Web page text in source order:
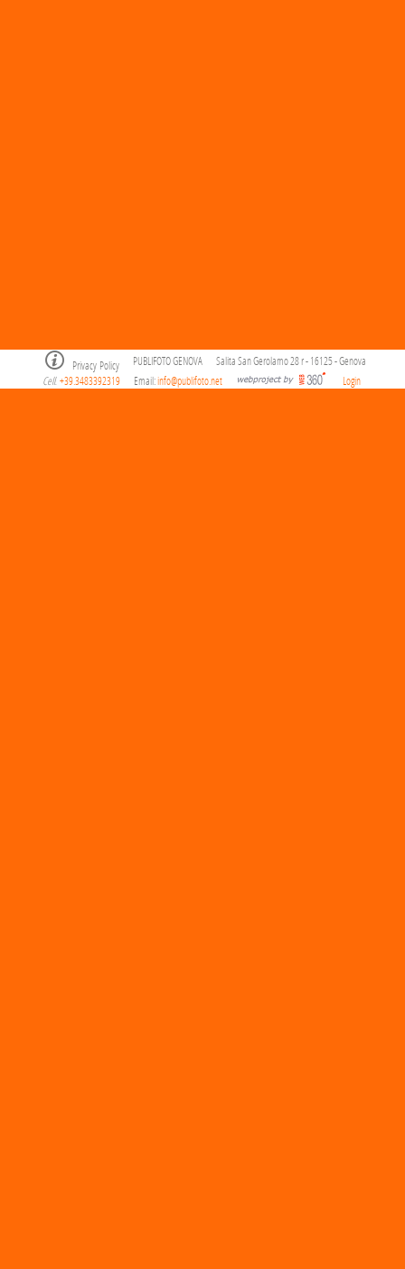
Privacy Policy PUBLIFOTO GENOVA
Salita San Gerolamo 28 r - 16125 - Genova
Cell. +39.3483392319 Email:info@publifoto.net Login